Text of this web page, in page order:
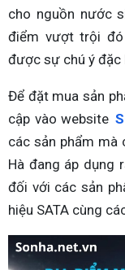
cho nguồn nước
điểm vượt trội đó
được sự chú ý đặc
Để đặt mua sản
cập vào website
các sản phẩm mà
Hà đang áp dụng
đối với các sản
hiệu SATA cùng